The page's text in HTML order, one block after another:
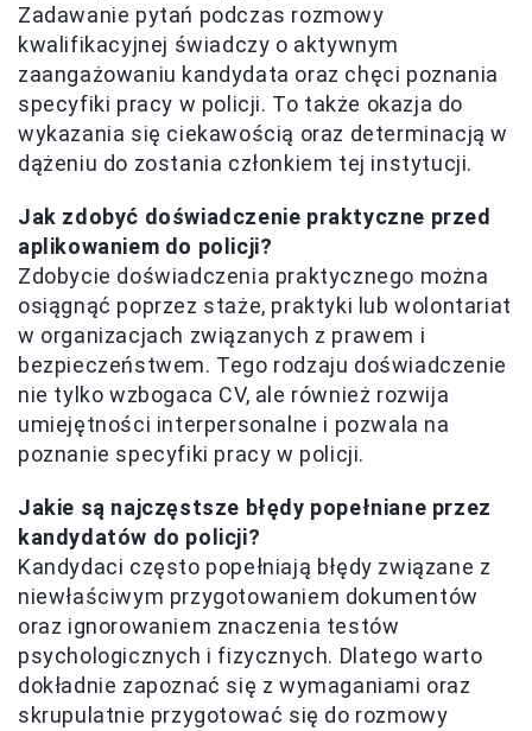
Zadawanie pytań podczas rozmowy
kwalifikacyjnej świadczy o aktywnym
zaangażowaniu kandydata oraz chęci poznania
specyfiki pracy w policji. To także okazja do
wykazania się ciekawością oraz determinacją w
dążeniu do zostania członkiem tej instytucji.
Jak zdobyć doświadczenie praktyczne przed
aplikowaniem do policji?
Zdobycie doświadczenia praktycznego można
osiągnąć poprzez staże, praktyki lub wolontariat
w organizacjach związanych z prawem i
bezpieczeństwem. Tego rodzaju doświadczenie
nie tylko wzbogaca CV, ale również rozwija
umiejętności interpersonalne i pozwala na
poznanie specyfiki pracy w policji.
Jakie są najczęstsze błędy popełniane przez
kandydatów do policji?
Kandydaci często popełniają błędy związane z
niewłaściwym przygotowaniem dokumentów
oraz ignorowaniem znaczenia testów
psychologicznych i fizycznych. Dlatego warto
dokładnie zapoznać się z wymaganiami oraz
skrupulatnie przygotować się do rozmowy